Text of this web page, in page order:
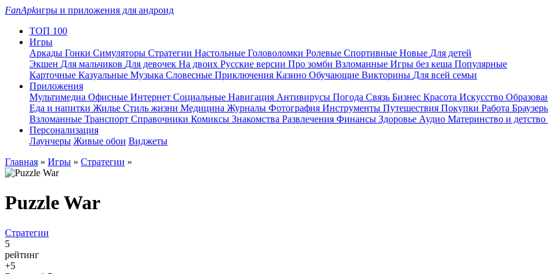
FanApkигры и приложения для андроид
ТОП 100
Игры
Аркады Гонки Симуляторы Стратегии Настольные Головоломки Ролевые Спортивные Новые Для детей
Экшен Для мальчиков Для девочек На двоих Русские версии Про зомби Взломанные Игры без кеша Популярные
Карточные Казуальные Музыка Словесные Приключения Казино Обучающие Викторины Для всей семьи
Приложения
Мультимедиа Офисные Интернет Социальные Навигация Антивирусы Погода Связь Бизнес Красота Искусство
Еда и напитки Жилье Стиль жизни Медицина Журналы Фотография Инструменты Путешествия Покупки Работа
Взломанные Транспорт Справочники Комиксы Знакомства Развлечения Финансы Здоровье Аудио Материнство и детство
Персонализация
Лаунчеры Живые обои Виджеты
Главная » Игры » Стратегии »
Puzzle War
Стратегии
5
рейтинг
+5